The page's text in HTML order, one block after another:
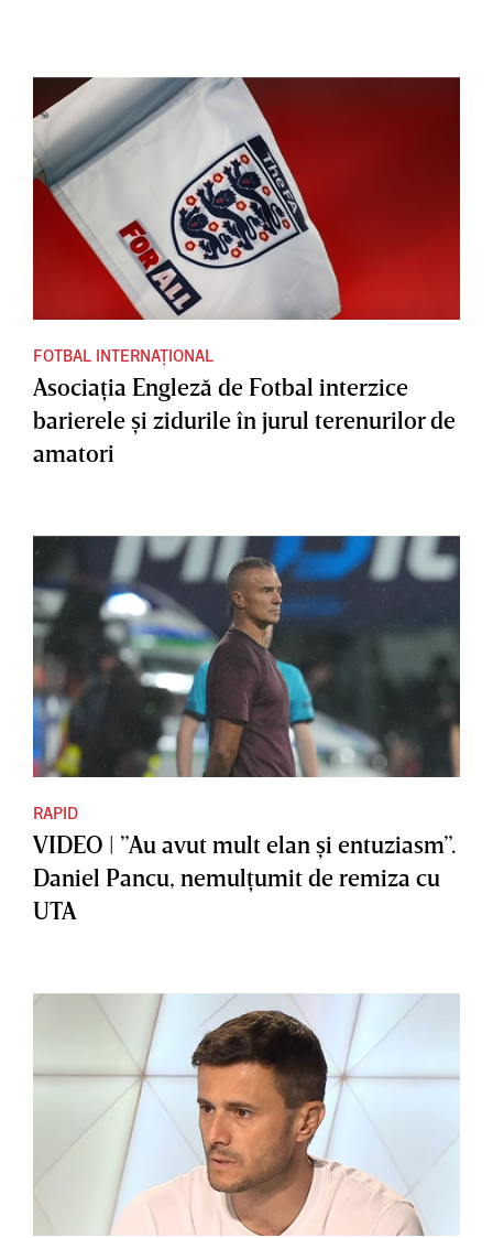
FOTBAL INTERNAȚIONAL
Asociaţia Engleză de Fotbal interzice
barierele şi zidurile în jurul terenurilor de
amatori
RAPID
VIDEO | ”Au avut mult elan şi entuziasm”.
Daniel Pancu, nemulţumit de remiza cu
UTA